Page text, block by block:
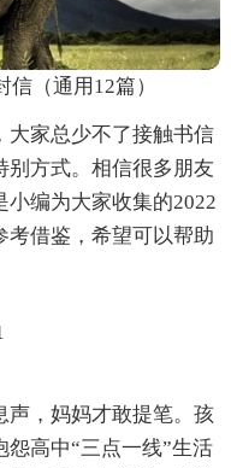
（通用12篇）
大家总少不了接触书信
别方式。相信很多朋友
编为大家收集的2022
考借鉴，希望可以帮助
声，妈妈才敢提笔。孩
高中“三点一线”生活